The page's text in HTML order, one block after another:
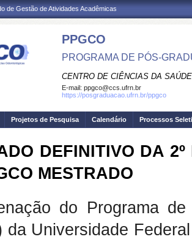
de Gestão de Atividades Acadêmicas
PPGCO
PROGRAMA DE PÓS-
CENTRO DE CIÊNCIAS DA SAÚDE
E-mail: ppgco@ccs.ufrn.br
https://posgraduacao.ufrn.br/ppgco
Projetos de Pesquisa Calendário Processos
DEFINITIVO DA
MESTRADO
do Programa
da Universidade